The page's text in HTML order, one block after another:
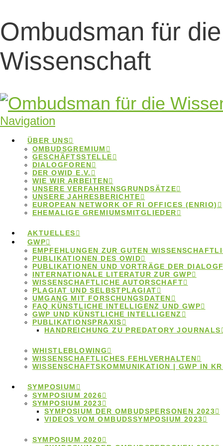
Ombudsman für die
Wissenschaft
Navigation
ÜBER UNS
OMBUDSGREMIUM
GESCHÄFTSSTELLE
DIALOGFOREN
DER OWID E.V.
WIE WIR ARBEITEN
UNSERE VERFAHRENSGRUNDSÄTZE
UNSERE JAHRESBERICHTE
EUROPEAN NETWORK OF RI OFFICES (ENRIO)
EHEMALIGE GREMIUMSMITGLIEDER
AKTUELLES
GWP
EMPFEHLUNGEN ZUR GUTEN
PUBLIKATIONEN DES OWID
PUBLIKATIONEN UND VORTRÄGE DER
INTERNATIONALE LITERATUR ZUR GWP
WISSENSCHAFTLICHE AUTORSCHAFT
PLAGIAT UND SELBSTPLAGIAT
UMGANG MIT FORSCHUNGSDATEN
FAQ KÜNSTLICHE INTELLIGENZ UND GWP
GWP UND KÜNSTLICHE INTELLIGENZ
PUBLIKATIONSPRAXIS
HANDREICHUNG ZU PREDATORY JOURNALS
WHISTLEBLOWING
WISSENSCHAFTLICHES FEHLVERHALTEN
WISSENSCHAFTSKOMMUNIKATION | GWP IN
SYMPOSIUM
SYMPOSIUM 2026
SYMPOSIUM 2023
SYMPOSIUM DER OMBUDSPERSONEN 2023
VIDEOS VOM OMBUDSSYMPOSIUM 2023
SYMPOSIUM 2020
Gute
wissenschaftliche
Praxis und
künstliche
Intelligenz
Gute wissenschaftliche Praxis
und künstliche Intelligenz
und künstliche Intelligenz
Gute
wissenschaftliche
Praxis und
künstliche